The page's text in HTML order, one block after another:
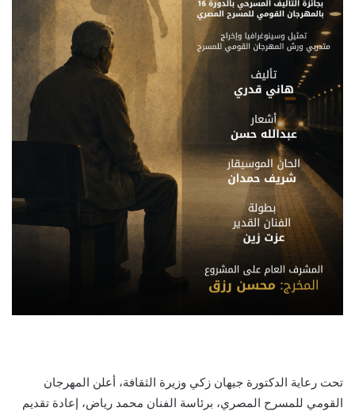
تحت رعاية الدكتورة جيهان زكي وزيرة الثقافة، أعلن المهرجان
القومي للمسرح المصري، برئاسة الفنان محمد رياض، إعادة تقديم